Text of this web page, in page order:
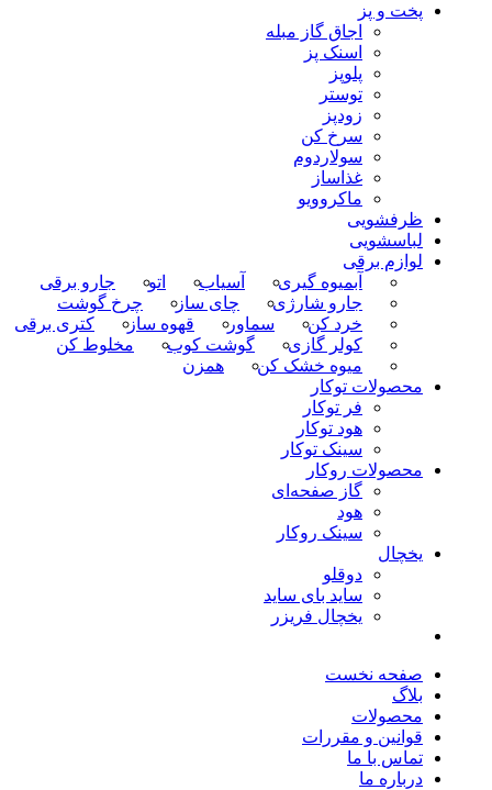
پخت و پز
اجاق گاز مبله
اسنک پز
پلوپز
توستر
زودپز
سرخ کن
سولاردوم
غذاساز
ماکروویو
ظرفشویی
لباسشویی
لوازم برقی
آبمیوه گیری
آسیاب اتو
جارو برقی
جارو شارژی
چای ساز
چرخ گوشت
خرد کن
سماور قهوه ساز
کتری برقی
کولر گازی
گوشت کوب
مخلوط کن
میوه خشک کن
همزن
محصولات توکار
فر توکار
هود توکار
سینک توکار
محصولات روکار
گاز صفحه‌ای
هود
سینک روکار
یخچال
دوقلو
ساید بای ساید
یخچال فریزر
صفحه نخست
بلاگ
محصولات
قوانین و مقررات
تماس با ما
درباره ما